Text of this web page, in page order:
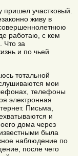
пришел участковый.
живу в
работаю, с кем
Что за
и по чьей
тотальной
мои
телефоны
электронная
Письма,
и
дома через
была
наблюдение по
после чего